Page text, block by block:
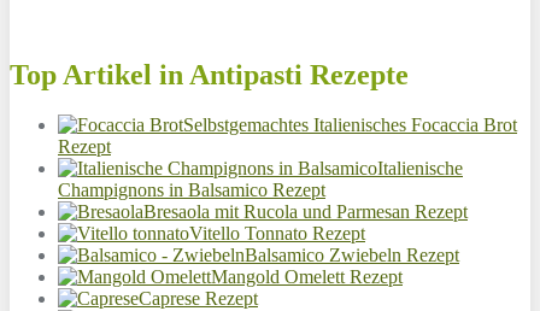
Top Artikel in Antipasti Rezepte
Selbstgemachtes Italienisches Focaccia Brot
Rezept
Italienische
Champignons in Balsamico Rezept
Bresaola mit Rucola und Parmesan Rezept
Vitello Tonnato Rezept
Balsamico Zwiebeln Rezept
Mangold Omelett Rezept
Caprese Rezept